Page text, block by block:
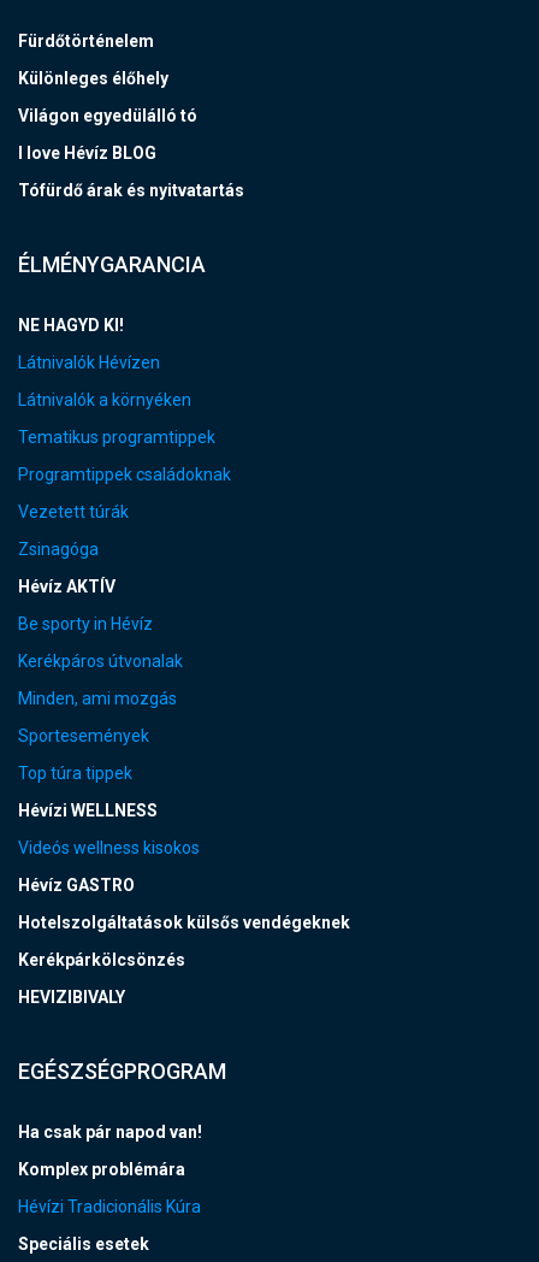
Fürdőtörténelem
Különleges élőhely
Világon egyedülálló tó
I love Hévíz BLOG
Tófürdő árak és nyitvatartás
ÉLMÉNYGARANCIA
NE HAGYD KI!
Látnivalók Hévízen
Látnivalók a környéken
Tematikus programtippek
Programtippek családoknak
Vezetett túrák
Zsinagóga
Hévíz AKTÍV
Be sporty in Hévíz
Kerékpáros útvonalak
Minden, ami mozgás
Sportesemények
Top túra tippek
Hévízi WELLNESS
Videós wellness kisokos
Hévíz GASTRO
Hotelszolgáltatások külsős vendégeknek
Kerékpárkölcsönzés
HEVIZIBIVALY
EGÉSZSÉGPROGRAM
Ha csak pár napod van!
Komplex problémára
Hévízi Tradicionális Kúra
Speciális esetek